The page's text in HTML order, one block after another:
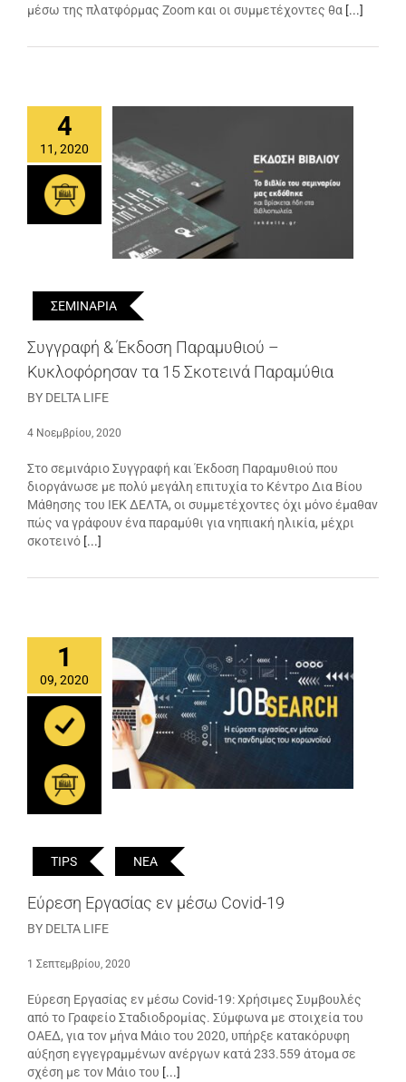
μέσω της πλατφόρμας Zoom και οι συμμετέχοντες θα [...]
4
11, 2020
ΣΕΜΙΝΑΡΙΑ
Συγγραφή & Έκδοση Παραμυθιού –
Κυκλοφόρησαν τα 15 Σκοτεινά Παραμύθια
BY DELTA LIFE
4 Νοεμβρίου, 2020
Στο σεμινάριο Συγγραφή και Έκδοση Παραμυθιού που
διοργάνωσε με πολύ μεγάλη επιτυχία το Κέντρο Δια Βίου
Μάθησης του ΙΕΚ ΔΕΛΤΑ, οι συμμετέχοντες όχι μόνο έμαθαν
πώς να γράφουν ένα παραμύθι για νηπιακή ηλικία, μέχρι
σκοτεινό [...]
1
09, 2020
TIPS ΝΕΑ
Εύρεση Εργασίας εν μέσω Covid-19
BY DELTA LIFE
1 Σεπτεμβρίου, 2020
Εύρεση Εργασίας εν μέσω Covid-19: Χρήσιμες Συμβουλές
από το Γραφείο Σταδιοδρομίας. Σύμφωνα με στοιχεία του
ΟΑΕΔ, για τον μήνα Μάιο του 2020, υπήρξε κατακόρυφη
αύξηση εγγεγραμμένων ανέργων κατά 233.559 άτομα σε
σχέση με τον Μάιο του [...]